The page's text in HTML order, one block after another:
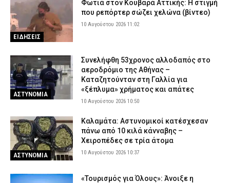
ΕΙΔΗΣΕΙΣ
Φωτιά στον Κουβαρά Αττικής: Η στιγμή
που ρεπόρτερ σώζει χελώνα (βίντεο)
10 Αυγούστου 2026 11:02
ΑΣΤΥΝΟΜΙΑ
Συνελήφθη 53χρονος αλλοδαπός στο
αεροδρόμιο της Αθήνας –
Καταζητούνταν στη Γαλλία για
«ξέπλυμα» χρήματος και απάτες
10 Αυγούστου 2026 10:50
ΑΣΤΥΝΟΜΙΑ
Καλαμάτα: Αστυνομικοί κατέσχεσαν
πάνω από 10 κιλά κάνναβης –
Χειροπέδες σε τρία άτομα
10 Αυγούστου 2026 10:37
«Τουρισμός για Όλους»: Άνοιξε η